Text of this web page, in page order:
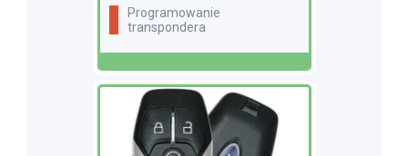
programowanie
transpondera